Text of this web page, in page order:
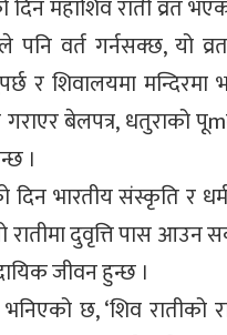
दिन महाशिव राती व्रत
वर्त गर्नसक्छ, यो
र शिवालयमा
गराएर बेलपत्र, धतुराको
।
दिन भारतीय संस्कृति र
रातीमा दुवृत्ति पास आउन
जीवन हुन्छ ।
छ, ‘शिव रातीको